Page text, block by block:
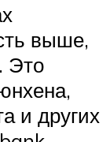
выше,
Это
и других